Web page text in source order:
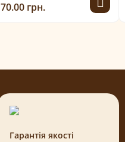
70.00 грн.
Гарантія якості